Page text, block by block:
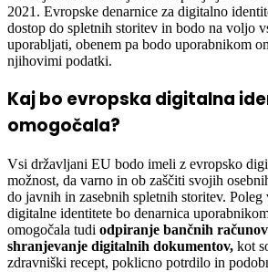
2021. Evropske denarnice za digitalno
dostop do spletnih storitev in bodo na voljo
uporabljati, obenem pa bodo uporabnikom
njihovimi podatki.
Kaj bo evropska digitalna
omogočala?
Vsi državljani EU bodo imeli z evropsko
možnost, da varno in ob zaščiti svojih
do javnih in zasebnih spletnih storitev. Poleg
digitalne identitete bo denarnica
omogočala tudi odpiranje bančnih računov
shranjevanje digitalnih dokumentov, kot
zdravniški recept, poklicno potrdilo in